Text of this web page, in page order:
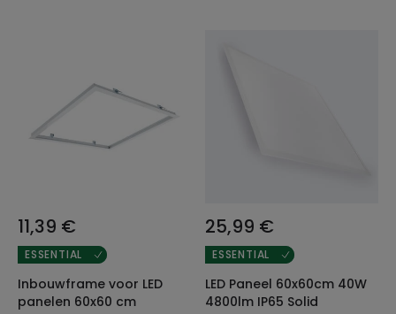
11,39 €
ESSENTIAL
Inbouwframe voor LED
panelen 60x60 cm
25,99 €
ESSENTIAL
LED Paneel 60x60cm 40W
4800lm IP65 Solid